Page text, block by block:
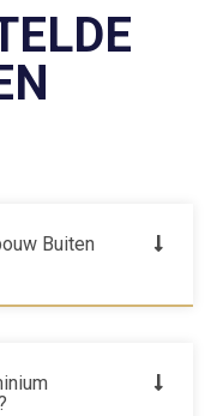
Buiten